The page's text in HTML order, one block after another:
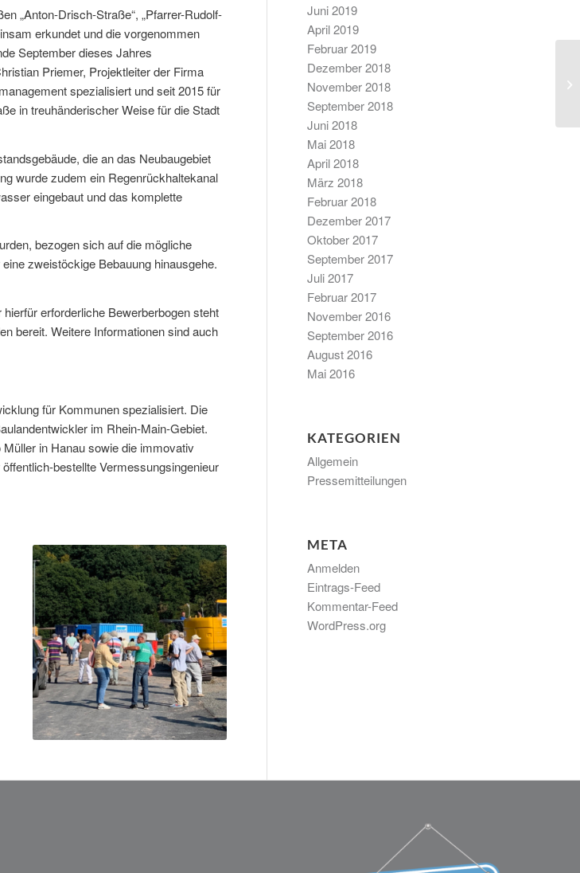
„Anton-Drisch-Straße“, „Pfarrer-Rudolf-
erkundet und die vorgenommen
September dieses Jahres
Priemer, Projektleiter der Firma
spezialisiert und seit 2015 für
in treuhänderischer Weise für die Stadt
die an das Neubaugebiet
wurde zudem ein Regenrückhaltekanal
eingebaut und das komplette
bezogen sich auf die mögliche
zweistöckige Bebauung hinausgehe.
erforderliche Bewerberbogen steht
bereit. Weitere Informationen sind auch
für Kommunen spezialisiert. Die
im Rhein-Main-Gebiet.
in Hanau sowie die immovativ
bestellte Vermessungsingenieur
Juni 2019
April 2019
Februar 2019
Dezember 2018
November 2018
September 2018
Juni 2018
Mai 2018
April 2018
März 2018
Februar 2018
Dezember 2017
Oktober 2017
September 2017
Juli 2017
Februar 2017
November 2016
September 2016
August 2016
Mai 2016
KATEGORIEN
Allgemein
Pressemitteilungen
META
Anmelden
Eintrags-Feed
Kommentar-Feed
WordPress.org